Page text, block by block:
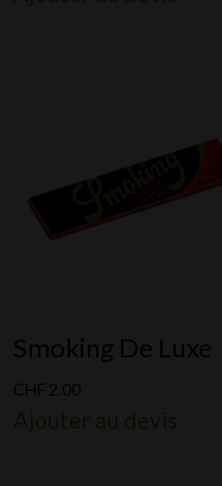
Smoking De Luxe
CHF 2.00